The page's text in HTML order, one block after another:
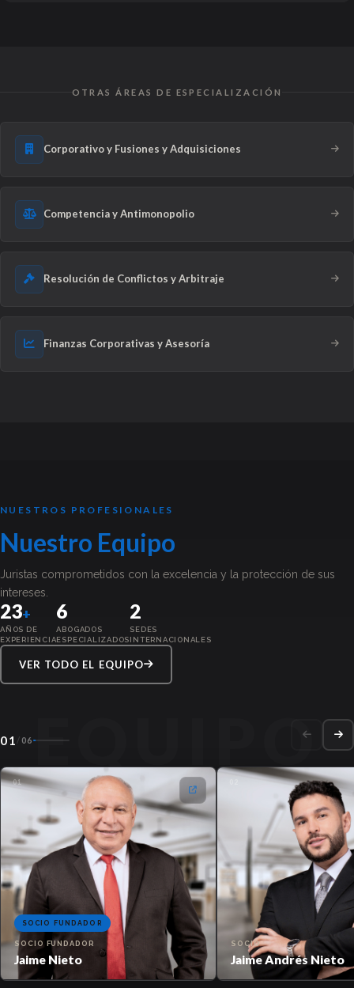
OTRAS ÁREAS DE ESPECIALIZACIÓN
Corporativo y Fusiones y Adquisiciones
Competencia y Antimonopolio
Resolución de Conflictos y Arbitraje
Finanzas Corporativas y Asesoría
NUESTROS PROFESIONALES
Nuestro Equipo
Juristas comprometidos con la excelencia y la protección de sus
intereses.
23+
AÑOS DE
EXPERIENCIA
6
ABOGADOS
ESPECIALIZADOS
2
SEDES
INTERNACIONALES
VER TODO EL EQUIPO
01/06
01
SOCIO FUNDADOR
SOCIO FUNDADOR
Jaime Nieto
SOCIO
Jaime Andrés Nieto